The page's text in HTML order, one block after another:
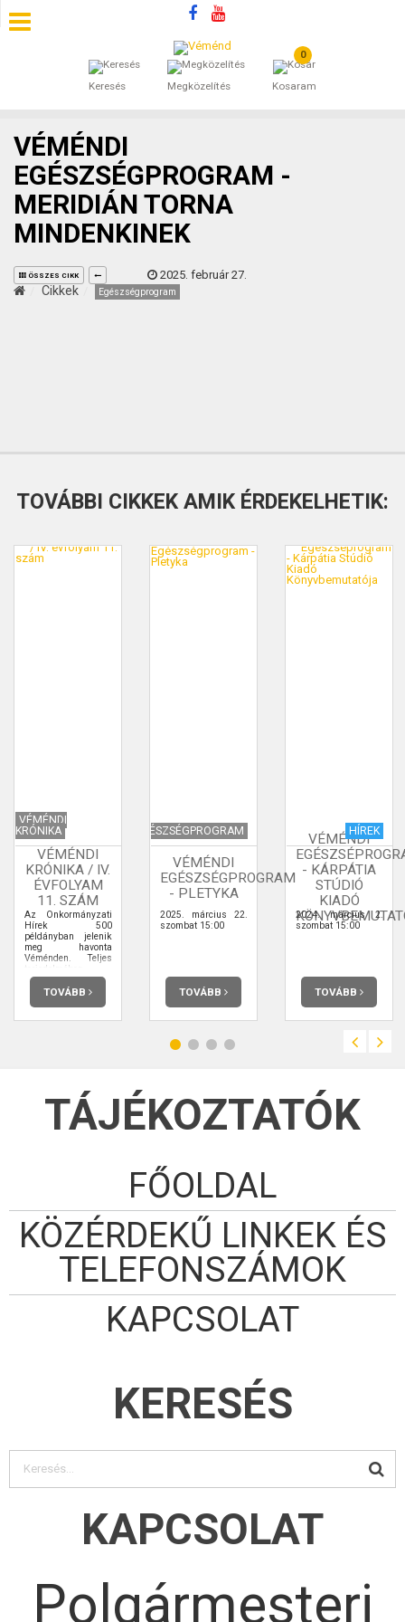
Keresés Megközelítés
0
Kosaram
SZÁLLÁSOK
ÁLTALÁNOS SZERZŐDÉSI FELTÉTELEK
KINCSES BARANYA VÉMÉND
VÉMÉNDI
EGÉSZSÉGPROGRAM -
MERIDIÁN TORNA
MINDENKINEK
ÖSSZES CIKK 2025. február 27.
Cikkek Egészségprogram
TOVÁBBI CIKKEK AMIK ÉRDEKELHETIK:
VÉMÉNDI
KRÓNIKA
VÉMÉNDI
KRÓNIKA / IV.
ÉVFOLYAM
11. SZÁM
Az Önkormányzati
Hírek 500
példányban jelenik
meg havonta
Véménden. Teljes
terjedelmében
elolvashatja.
TOVÁBB
EGÉSZSÉGPROGRAM
VÉMÉNDI
EGÉSZSÉGPROGRAM
- PLETYKA
2025. március 22.
szombat 15:00
TOVÁBB
HÍREK
VÉMÉNDI
- KÁRPÁTIA
STÚDIÓ
KIADÓ
2024. március 2.
szombat 15:00
TOVÁBB
TÁJÉKOZTATÓK
FŐOLDAL
KÖZÉRDEKŰ LINKEK ÉS
TELEFONSZÁMOK
KAPCSOLAT
KERESÉS
KAPCSOLAT
Polgármesteri